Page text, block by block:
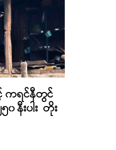
င့် ကရင်နီတွင်
နီးပါး တိုး